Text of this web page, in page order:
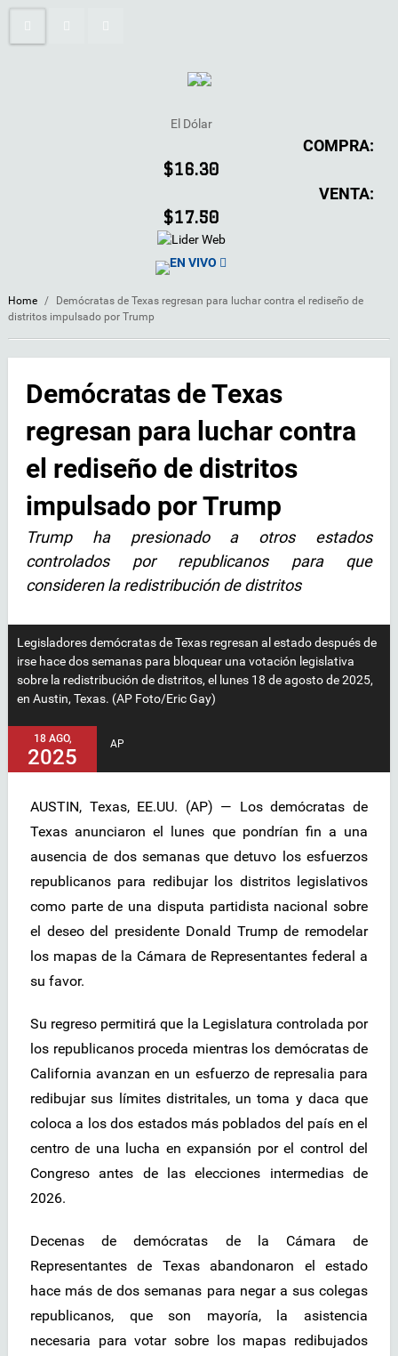
El Dólar
COMPRA:
$16.30
VENTA:
$17.50
EN VIVO
Home /
Demócratas de Texas regresan para luchar contra el rediseño de
distritos impulsado por Trump
Demócratas de Texas
regresan para luchar contra
el rediseño de distritos
impulsado por Trump
Trump ha presionado a otros estados
controlados por republicanos para que
consideren la redistribución de distritos
Legisladores demócratas de Texas regresan al estado después de
irse hace dos semanas para bloquear una votación legislativa
sobre la redistribución de distritos, el lunes 18 de agosto de 2025,
en Austin, Texas. (AP Foto/Eric Gay)
18 AGO,
2025
AP
AUSTIN, Texas, EE.UU. (AP) — Los demócratas de
Texas anunciaron el lunes que pondrían fin a una
ausencia de dos semanas que detuvo los esfuerzos
republicanos para redibujar los distritos legislativos
como parte de una disputa partidista nacional sobre
el deseo del presidente Donald Trump de remodelar
los mapas de la Cámara de Representantes federal a
su favor.
Su regreso permitirá que la Legislatura controlada por
los republicanos proceda mientras los demócratas de
California avanzan en un esfuerzo de represalia para
redibujar sus límites distritales, un toma y daca que
coloca a los dos estados más poblados del país en el
centro de una lucha en expansión por el control del
Congreso antes de las elecciones intermedias de
2026.
Decenas de demócratas de la Cámara de
Representantes de Texas abandonaron el estado
hace más de dos semanas para negar a sus colegas
republicanos, que son mayoría, la asistencia
necesaria para votar sobre los mapas redibujados